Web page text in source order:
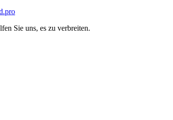
Sie uns, es zu verbreiten.